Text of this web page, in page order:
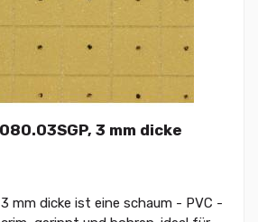
3 mm dicke
mm dicke ist eine schaum - PVC -